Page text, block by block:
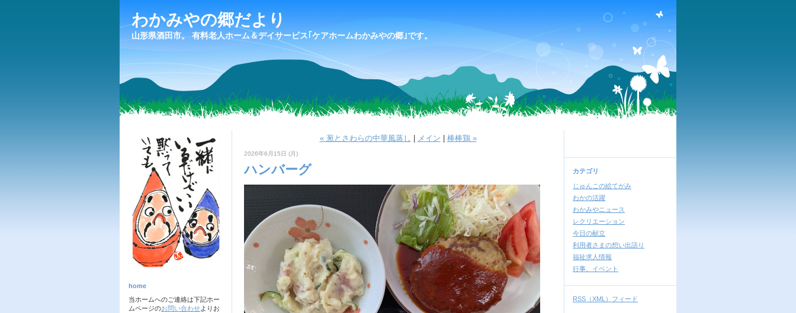
わかみやの郷だより
山形県酒田市。 有料老人ホーム＆デイサービス｢ケアホームわかみやの郷｣です。
home
当ホームへのご連絡は下記ホー
ムページのお問い合わせよりお
« 葱とさわらの中華風蒸し メイン 棒棒鶏 »
2026年6月15日 (月)
ハンバーグ カテゴリ
じゅんこの絵てがみ
わかの活躍
わかみやニュース
レクリエーション
今日の献立
利用者さまの想い出語り
福祉求人情報
行事、イベント
RSS（XML）フィード